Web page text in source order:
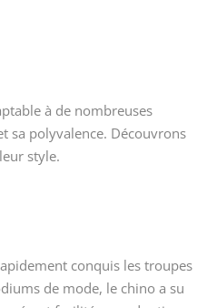
à de nombreuses
sa polyvalence. Découvrons
style.
conquis les troupes
de mode, le chino a su